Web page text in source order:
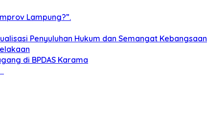
Lampung?”.
Penyuluhan Hukum dan Semangat Kebangsaan
di BPDAS Karama